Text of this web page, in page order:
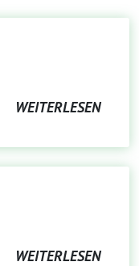
WEITERLESEN
WEITERLESEN